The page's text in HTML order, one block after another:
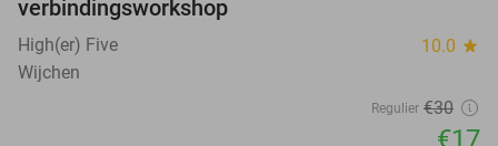
verbindingsworkshop
High(er) Five 10.0 star
Wijchen
Regulier €30
€17